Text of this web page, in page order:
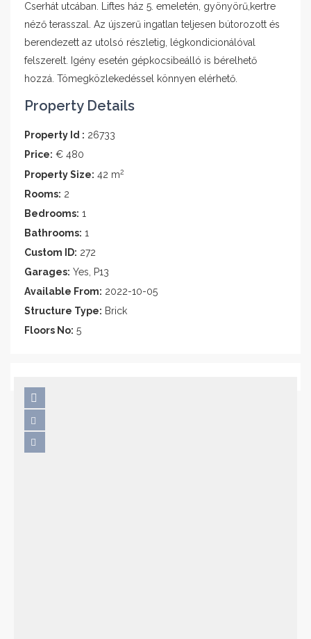
Cserhát utcában. Liftes ház 5. emeletén, gyönyörű,kertre
néző terasszal. Az újszerű ingatlan teljesen bútorozott és
berendezett az utolsó részletig, légkondicionálóval
felszerelt. Igény esetén gépkocsibeálló is bérelhető
hozzá. Tömegközlekedéssel könnyen elérhető.
Property Details
Property Id : 26733
Price: € 480
Property Size: 42 m2
Rooms: 2
Bedrooms: 1
Bathrooms: 1
Custom ID: 272
Garages: Yes, P13
Available From: 2022-10-05
Structure Type: Brick
Floors No: 5